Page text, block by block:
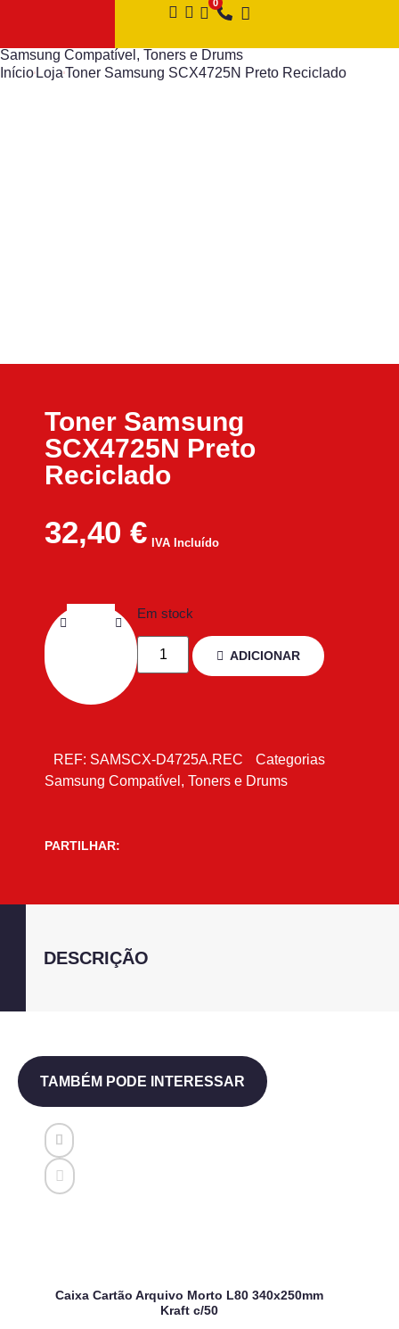
Samsung Compatível , Toners e Drums
Início LojaToner Samsung SCX4725N Preto Reciclado
Toner Samsung
SCX4725N Preto
Reciclado
32,40 € IVA Incluído
Em stock
ADICIONAR
REF: SAMSCX-D4725A.REC
Categorias
Samsung Compatível , Toners e Drums
PARTILHAR:
DESCRIÇÃO
TAMBÉM PODE INTERESSAR
Caixa Cartão Arquivo Morto L80 340x250mm
Kraft c/50